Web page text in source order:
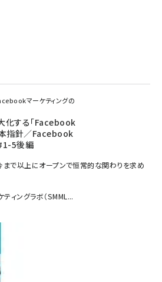
マーケティングの
化する「Facebook
本指針／Facebook
5後編
で以上にオープンで恒常的な関わりを求め
ィングラボ（SMML...